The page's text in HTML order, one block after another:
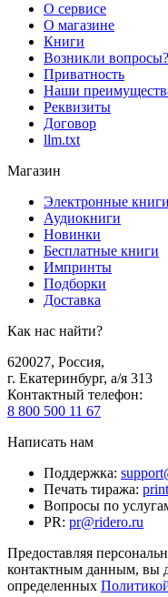
О сервисе
О магазине
Книги
Возникли вопросы?
Приватность
Наши
Реквизиты
Договор
llm.txt
Магазин
Электронные книги
Аудиокниги
Новинки
Бесплатные книги
Импринты
Подборки
Доставка
Как нас найти?
620027, Россия,
г. Екатеринбург, а/я 313
Контактный телефон:
8 800 500 11 67
Написать нам
Поддержка:
Печать тиража:
Вопросы по
PR: pr@ridero.ru
Предоставляя
контактным данным, вы
определенных